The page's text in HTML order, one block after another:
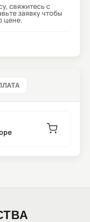
свяжитесь с
заявку чтобы
цене.